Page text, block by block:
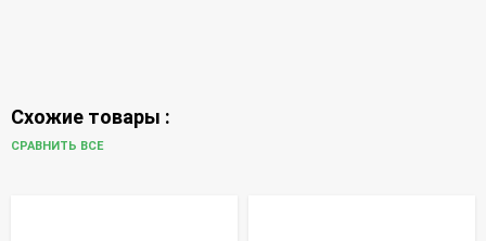
Схожие товары :
СРАВНИТЬ ВСЕ